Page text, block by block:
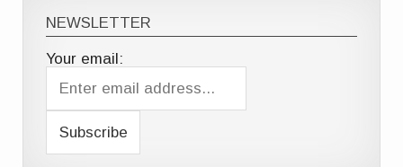
NEWSLETTER
Your email: